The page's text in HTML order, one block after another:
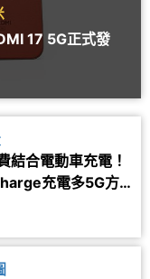
17 5G正式發
結合電動車充電！
充電多5G方